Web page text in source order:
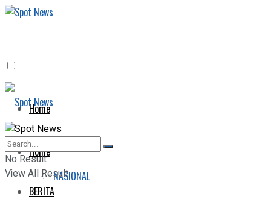
Home
BERITA
NASIONAL
Home
BERITA
No Result
View All Result